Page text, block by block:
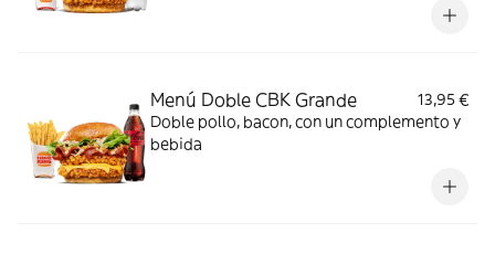
Menú Doble CBK Grande
13,95 €
Doble pollo, bacon, con un complemento y
bebida